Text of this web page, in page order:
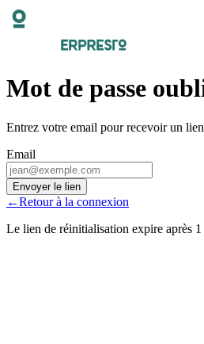
Mot de passe
Entrez votre email pour recevoir un
Email
Envoyer le lien
←Retour à la connexion
Le lien de réinitialisation expire après 1